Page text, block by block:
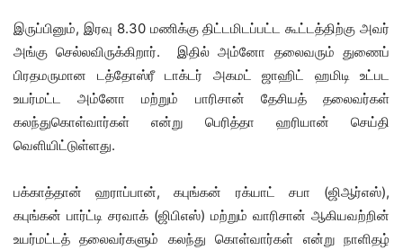
இருப்பினும், இரவு 8.30 மணிக்கு திட்டமிடப்பட்ட கூட்டத்திற்கு அவர்
அங்கு செல்லவிருக்கிறார். இதில் அம்னோ தலைவரும் துணைப்
பிரதமருமான டத்தோஸ்ரீ டாக்டர் அகமட் ஜாஹிட் ஹமிடி உட்பட
உயர்மட்ட அம்னோ மற்றும் பாரிசான் தேசியத் தலைவர்கள்
கலந்துகொள்வார்கள் என்று பெரித்தா ஹரியான் செய்தி
வெளியிட்டுள்ளது.
பக்காத்தான் ஹராப்பான், கபுங்கன் ரக்யாட் சபா (ஜிஆர்எஸ்),
கபுங்கன் பார்ட்டி சரவாக் (ஜிபிஎஸ்) மற்றும் வாரிசான் ஆகியவற்றின்
உயர்மட்டத் தலைவர்களும் கலந்து கொள்வார்கள் என்று நாளிதழ்